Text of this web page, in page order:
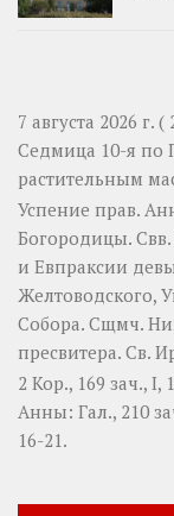
7 августа 2026 г.
Седмица 10-я по
растительным
Успение прав.
Богородицы.
и Евпраксии
Желтоводского,
Собора. Сщмч.
пресвитера. Св.
2 Кор., 169 зач., I,
Анны: Гал., 210
16-21.